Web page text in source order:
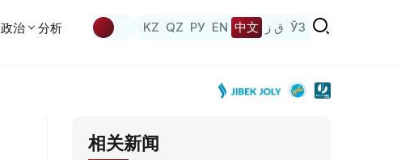
政治 分析 KZ QZ РУ EN 中文 ق ز ЎЗ
相关新闻